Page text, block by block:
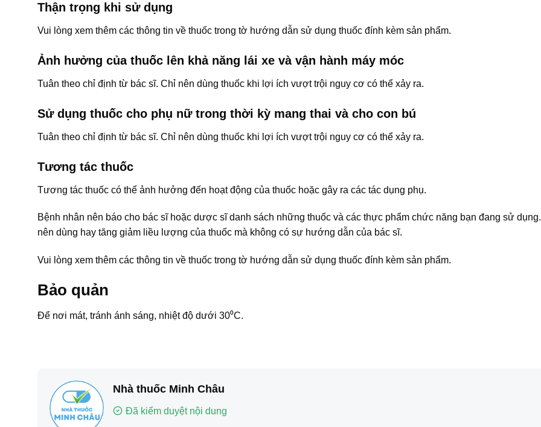
Thận trọng khi sử dụng
Vui lòng xem thêm các thông tin về thuốc trong tờ hướng dẫn sử dụng thuốc đính kèm sản phẩm.
Ảnh hưởng của thuốc lên khả năng lái xe và vận hành máy móc
Tuân theo chỉ định từ bác sĩ. Chỉ nên dùng thuốc khi lợi ích vượt trội nguy cơ có thể xảy ra.
Sử dụng thuốc cho phụ nữ trong thời kỳ mang thai và cho con bú
Tuân theo chỉ định từ bác sĩ. Chỉ nên dùng thuốc khi lợi ích vượt trội nguy cơ có thể xảy ra.
Tương tác thuốc
Tương tác thuốc có thể ảnh hưởng đến hoạt động của thuốc hoặc gây ra các tác dụng phụ.
Bệnh nhân nên báo cho bác sĩ hoặc dược sĩ danh sách những thuốc và các thực phẩm chức năng bạn đang sử
nên dùng hay tăng giảm liều lượng của thuốc mà không có sự hướng dẫn của bác sĩ.
Vui lòng xem thêm các thông tin về thuốc trong tờ hướng dẫn sử dụng thuốc đính kèm sản phẩm.
Bảo quản
Để nơi mát, tránh ánh sáng, nhiệt độ dưới 30⁰C.
Nhà thuốc Minh Châu
Đã kiểm duyệt nội dung